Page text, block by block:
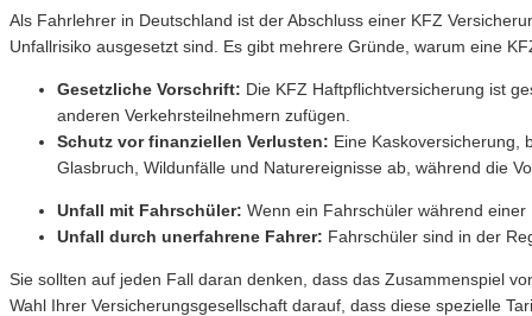
Als Fahrlehrer in Deutschland ist der Abschluss einer KFZ
Unfallrisiko ausgesetzt sind. Es gibt mehrere Gründe, warum eine
Gesetzliche Vorschrift: Die KFZ Haftpflichtversicherung ist
anderen Verkehrsteilnehmern zufügen.
Schutz vor finanziellen Verlusten: Eine Kaskoversicherung,
Glasbruch, Wildunfälle und Naturereignisse ab, während die
Unfall mit Fahrschüler: Wenn ein Fahrschüler während
Unfall durch unerfahrene Fahrer: Fahrschüler sind in der
Sie sollten auf jeden Fall daran denken, dass das Zusammenspiel
Wahl Ihrer Versicherungsgesellschaft darauf, dass diese spezielle